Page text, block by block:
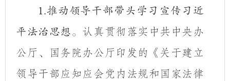
1.推动领导干部带头学习宣传习近
平法治思想。 认真贯彻落实中共中央办
公厅、国务院办公厅印发的《关于建立
领导干部应知应会党内法规和国家法律